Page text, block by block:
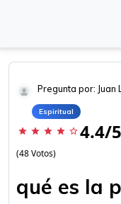
Pregunta por: Juan
Espiritual
star star star star star_border 4.4/5
(48 Votos)
qué es la